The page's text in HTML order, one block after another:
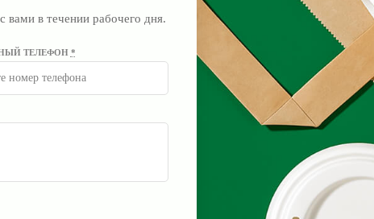
вами в течении рабочего дня.
ТЕЛЕФОН *